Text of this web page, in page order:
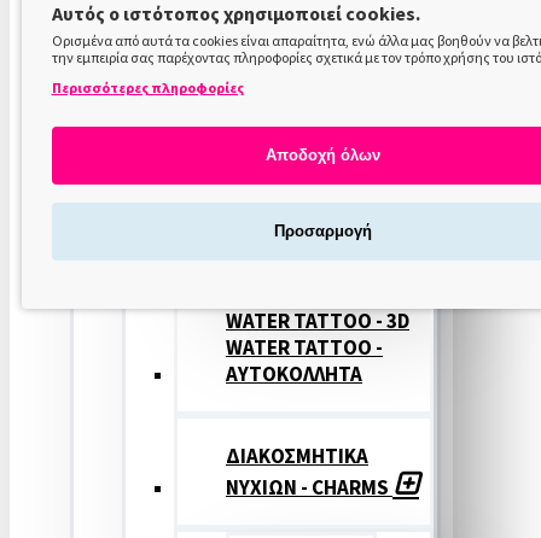
COLOR
ΝΥΧΙΩΝ
ΣΦΡΑΓΙΔΕΣ
ΝΥΧΙΩΝ
WATER TATTOO - 3D
WATER TATTOO -
ΑΥΤΟΚΟΛΛΗΤΑ
ΔΙΑΚΟΣΜΗΤΙΚΑ
ΝΥΧΙΩΝ - CHARMS
Αυτός ο ιστότοπος χρησιμοποιεί cookies.
Ορισμένα από αυτά τα cookies είναι απαραίτητα, ενώ άλλα μας βοηθούν να
την εμπειρία σας παρέχοντας πληροφορίες σχετικά με τον τρόπο χρήσης του
Περισσότερες πληροφορίες
Αποδοχή όλων
Προσαρμογή